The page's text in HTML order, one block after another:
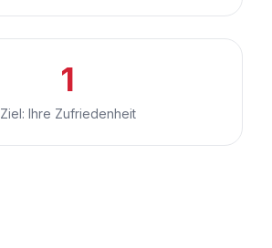
1
Ziel: Ihre Zufriedenheit